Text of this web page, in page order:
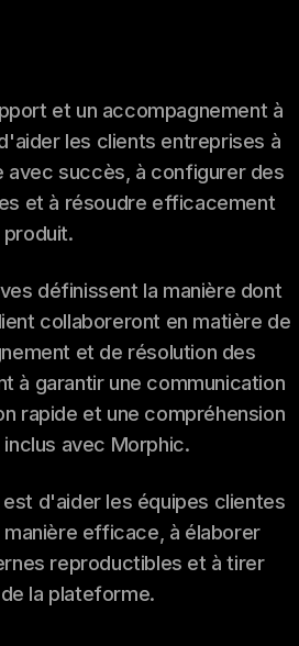
et un accompagnement à
les clients entreprises à
avec succès, à configurer des
et à résoudre efficacement
produit.
définissent la manière dont
collaboreront en matière de
et de résolution des
à garantir une communication
rapide et une compréhension
avec Morphic.
d'aider les équipes clientes
efficace, à élaborer
reproductibles et à tirer
la plateforme.